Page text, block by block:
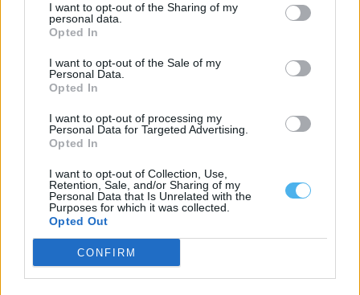
I want to opt-out of the Sharing of my
personal data.
Opted In
I want to opt-out of the Sale of my
Personal Data.
Opted In
I want to opt-out of processing my
Personal Data for Targeted Advertising.
Opted In
I want to opt-out of Collection, Use,
Retention, Sale, and/or Sharing of my
Personal Data that Is Unrelated with the
Purposes for which it was collected.
Opted Out
CONFIRM
Volta: Santiago Mesa vence segunda etapa e Rui Oliveira
segura camisola amarela
O colombiano Santiago Mesa (Anicolor/Capicarn) venceu hoje a
segunda etapa da 87.ª Volta a...